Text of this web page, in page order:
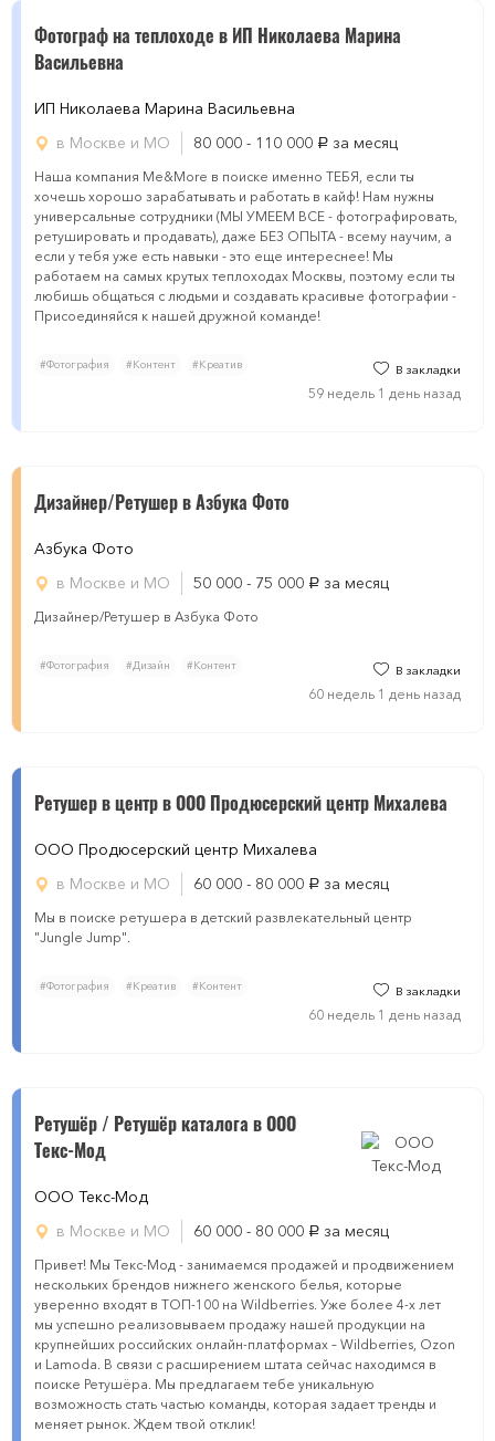
Фотограф на теплоходе в ИП Николаева Марина
Васильевна
ИП Николаева Марина Васильевна
в Москве и МО
80 000 - 110 000 руб. за месяц
Наша компания Me&More в поиске именно ТЕБЯ, если ты
хочешь хорошо зарабатывать и работать в кайф! Нам нужны
универсальные сотрудники (МЫ УМЕЕМ ВСЕ - фотографировать,
ретушировать и продавать), даже БЕЗ ОПЫТА - всему научим, а
если у тебя уже есть навыки - это еще интереснее! Мы
работаем на самых крутых теплоходах Москвы, поэтому если ты
любишь общаться с людьми и создавать красивые фотографии -
Присоединяйся к нашей дружной команде!
#Фотография #Контент #Креатив В закладки
59 недель 1 день назад
Дизайнер/Ретушер в Азбука Фото
Азбука Фото
в Москве и МО
50 000 - 75 000 руб. за месяц
Дизайнер/Ретушер в Азбука Фото
#Фотография #Дизайн #Контент В закладки
60 недель 1 день назад
Ретушер в центр в ООО Продюсерский центр Михалева
ООО Продюсерский центр Михалева
в Москве и МО
60 000 - 80 000 руб. за месяц
Мы в поиске ретушера в детский развлекательный центр
"Jungle Jump".
#Фотография #Креатив #Контент В закладки
60 недель 1 день назад
Ретушёр / Ретушёр каталога в ООО
Текс-Мод
ООО Текс-Мод
в Москве и МО
60 000 - 80 000 руб. за месяц
Привет! Мы Текс-Мод - занимаемся продажей и продвижением
нескольких брендов нижнего женского белья, которые
уверенно входят в ТОП-100 на Wildberries. Уже более 4-х лет
мы успешно реализовываем продажу нашей продукции на
крупнейших российских онлайн-платформах – Wildberries, Ozon
и Lamoda. В связи с расширением штата сейчас находимся в
поиске Ретушёра. Мы предлагаем тебе уникальную
возможность стать частью команды, которая задает тренды и
меняет рынок. Ждем твой отклик!